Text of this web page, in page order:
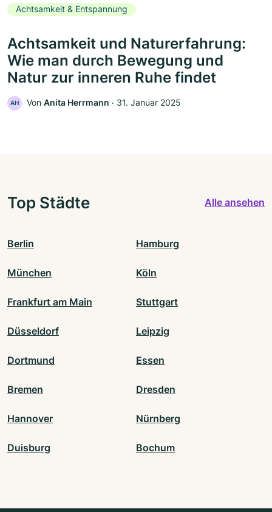
Achtsamkeit & Entspannung
Achtsamkeit und Naturerfahrung:
Wie man durch Bewegung und
Natur zur inneren Ruhe findet
AH Von Anita Herrmann ‧ 31. Januar 2025
Top Städte Alle ansehen
Berlin Hamburg
München Köln
Frankfurt am Main Stuttgart
Düsseldorf Leipzig
Dortmund Essen
Bremen Dresden
Hannover Nürnberg
Duisburg Bochum